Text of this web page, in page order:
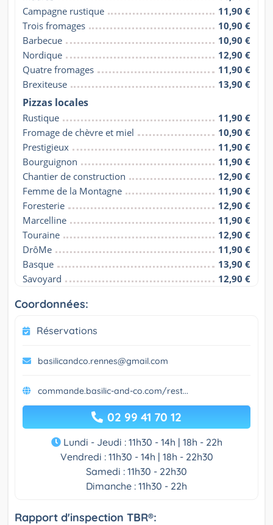
Campagne rustique
11,90 €
Trois fromages
10,90 €
Barbecue
10,90 €
Nordique
12,90 €
Quatre fromages
11,90 €
Brexiteuse
13,90 €
Pizzas locales
Rustique
11,90 €
Fromage de chèvre et miel
10,90 €
Prestigieux
11,90 €
Bourguignon
11,90 €
Chantier de construction
12,90 €
Femme de la Montagne
11,90 €
Foresterie
12,90 €
Marcelline
11,90 €
Touraine
12,90 €
DrôMe
11,90 €
Basque
13,90 €
Savoyard
12,90 €
Coordonnées:
Réservations
basilicandco.rennes@gmail.com
commande.basilic-and-co.com/rest...
02 99 41 70 12
Lundi - Jeudi : 11h30 - 14h | 18h - 22h
Vendredi : 11h30 - 14h | 18h - 22h30
Samedi : 11h30 - 22h30
Dimanche : 11h30 - 22h
Rapport d'inspection TBR®: